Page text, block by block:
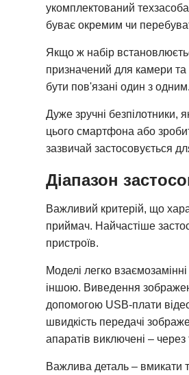
укомплектований
буває окремим чи
Якщо ж набір
призначений для камери та
бути пов'язані один з
Дуже зручні
цього смартфона або
зазвичай застосовується
Діапазон
Важливий критерій, що
приймач. Найчастіше
пристроїв.
Моделі легко
іншою. Виведення
допомогою USB-плати
швидкість передачі
апаратів виключені –
Важлива деталь – вмикати